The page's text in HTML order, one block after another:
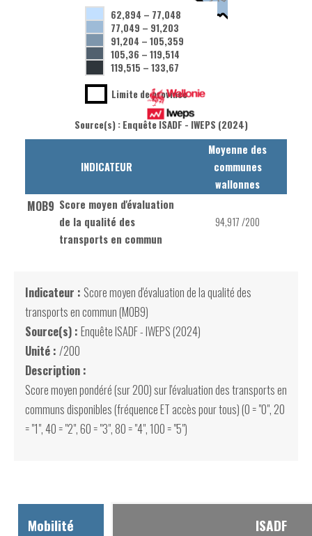
62,894 – 77,048
77,049 – 91,203
91,204 – 105,359
105,36 – 119,514
119,515 – 133,67
Limite de province
Source(s) : Enquête ISADF - IWEPS (2024)
INDICATEUR
Moyenne des
communes
wallonnes
MOB9 Score moyen d'évaluation
de la qualité des
transports en commun
94,917 /200
Indicateur : Score moyen d'évaluation de la qualité des
transports en commun (MOB9)
Source(s) : Enquête ISADF - IWEPS (2024)
Unité : /200
Description :
Score moyen pondéré (sur 200) sur l'évaluation des transports en
communs disponibles (fréquence ET accès pour tous) (0 = "0", 20
= "1", 40 = "2", 60 = "3", 80 = "4", 100 = "5")
Mobilité ISADF